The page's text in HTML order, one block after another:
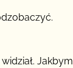
Jakbym